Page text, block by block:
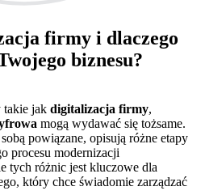
firmy i dlaczego
biznesu?
takie jak digitalizacja firmy,
mogą wydawać się tożsame.
powiązane, opisują różne etapy
procesu modernizacji
tych różnic jest kluczowe dla
który chce świadomie zarządzać